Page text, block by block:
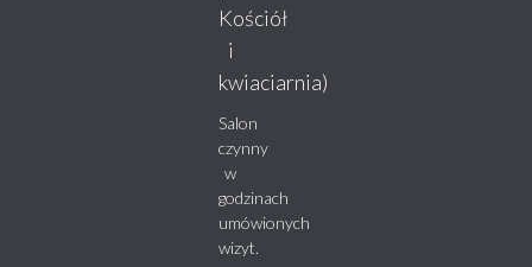
Kościół
i
kwiaciarnia)
Salon
czynny
w
godzinach
umówionych
wizyt.